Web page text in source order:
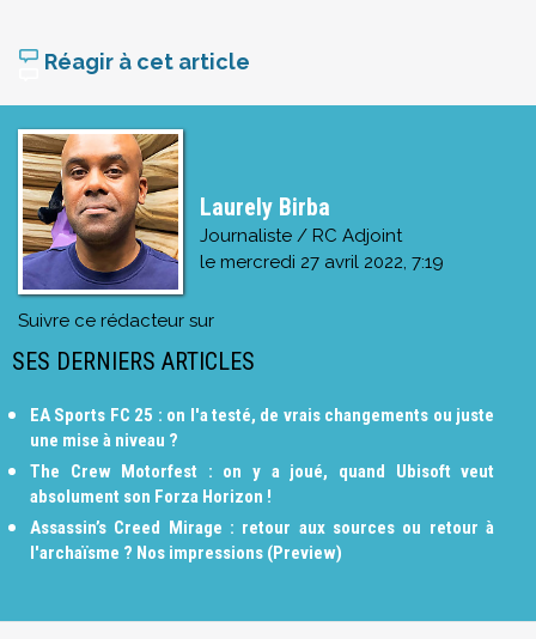
Réagir à cet article
Laurely Birba
Journaliste / RC Adjoint
le mercredi 27 avril 2022, 7:19
Suivre ce rédacteur sur
SES DERNIERS ARTICLES
EA Sports FC 25 : on l'a testé, de vrais changements ou juste
une mise à niveau ?
The Crew Motorfest : on y a joué, quand Ubisoft veut
absolument son Forza Horizon !
Assassin’s Creed Mirage : retour aux sources ou retour à
l'archaïsme ? Nos impressions (Preview)